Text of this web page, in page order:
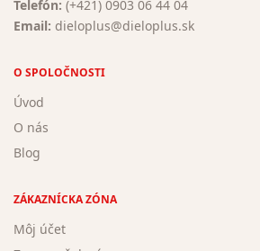
Telefón: (+421) 0903 06 44 04
Email: dieloplus@dieloplus.sk
O SPOLOČNOSTI
Úvod
O nás
Blog
ZÁKAZNÍCKA ZÓNA
Môj účet